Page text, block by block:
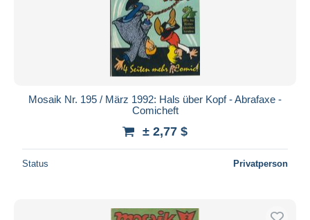
Mosaik Nr. 195 / März 1992: Hals über Kopf - Abrafaxe -
Comicheft
± 2,77 $
Status Privatperson